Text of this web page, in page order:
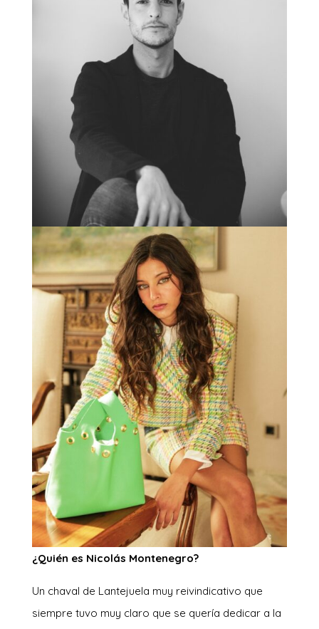
¿Quién es Nicolás Montenegro?
Un chaval de Lantejuela muy reivindicativo que
siempre tuvo muy claro que se quería dedicar a la